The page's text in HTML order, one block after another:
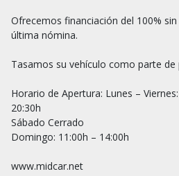
Ofrecemos financiación del 100%
última nómina.
Tasamos su vehículo como parte de
Horario de Apertura: Lunes –
20:30h
Sábado Cerrado
Domingo: 11:00h – 14:00h
www.midcar.net